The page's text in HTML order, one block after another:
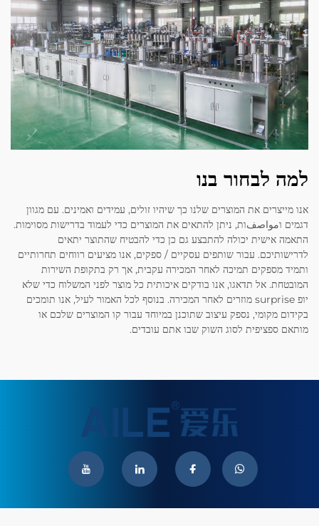
למה לבחור בנו
אנו מייצרים את המוצרים שלנו כך שיהיו זולים, עמידים ואמינים. עם מגוון
דגמים וمواصفות, ניתן להתאים את המוצרים כדי לעמוד בדרישות מסוימות.
התאמה אישית יכולה להתבצע גם כן כדי להבטיח שהתוצר יתאים
לדרישותיכם. עבור שותפים עסקיים / ספקים, אנו מציעים רווחים תחרותיים
ותמיד מספקים תמיכה לאחר המכירה עקבית, אך רק בתקופת השירות
המובטחת. אל תדאגו, אנו בודקים איכותית כל מוצר לפני המשלוח כדי שלא
יופ surprise מוזרים לאחר המכירה. בנוסף לכל האמור לעיל, אנו תומכים
בקידום מקומי, נספק עיצוב שתוכנן במיוחד עבור קו המוצרים שלכם או
מותאם ספציפית לסוג השוק שבו אתם עובדים.